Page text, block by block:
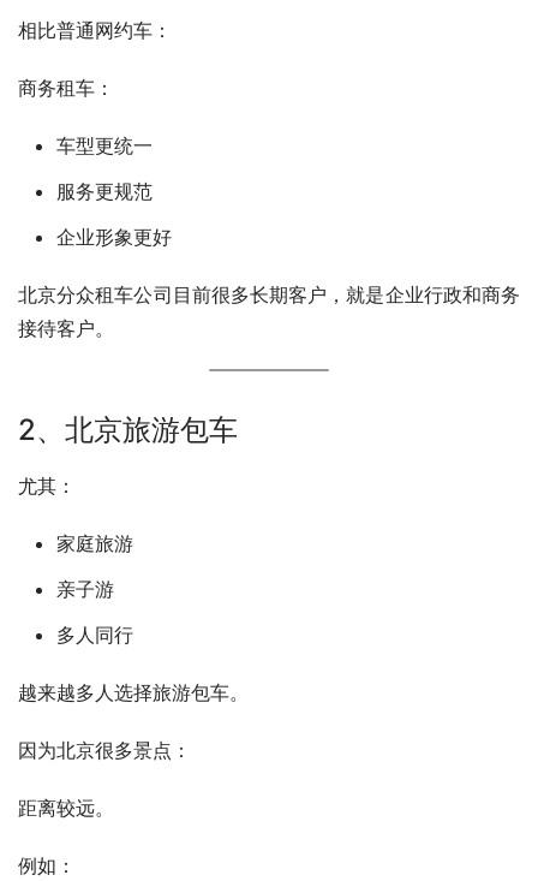
相比普通网约车：
商务租车：
车型更统一
服务更规范
企业形象更好
北京分众租车公司目前很多长期客户，就是企业行政和商务
接待客户。
2、北京旅游包车
尤其：
家庭旅游
亲子游
多人同行
越来越多人选择旅游包车。
因为北京很多景点：
距离较远。
例如：